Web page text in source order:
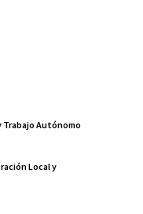
Trabajo Autónomo
Local y